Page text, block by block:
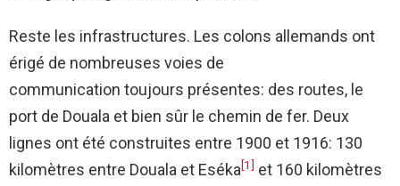
Reste les infrastructures. Les colons allemands ont
érigé de nombreuses voies de
communication toujours présentes: des routes, le
port de Douala et bien sûr le chemin de fer. Deux
lignes ont été construites entre 1900 et 1916: 130
kilomètres entre Douala et Eséka[1] et 160 kilomètres